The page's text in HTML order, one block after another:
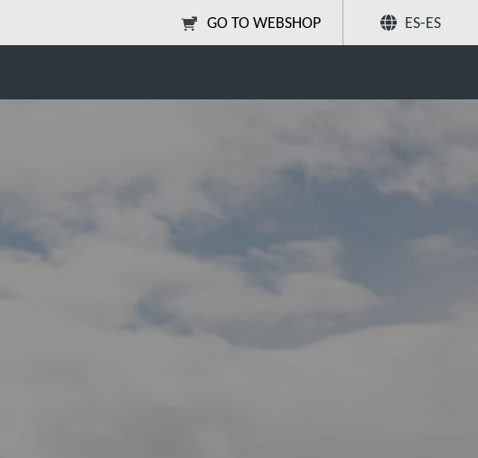
GO TO WEBSHOP ES-ES
Compartir